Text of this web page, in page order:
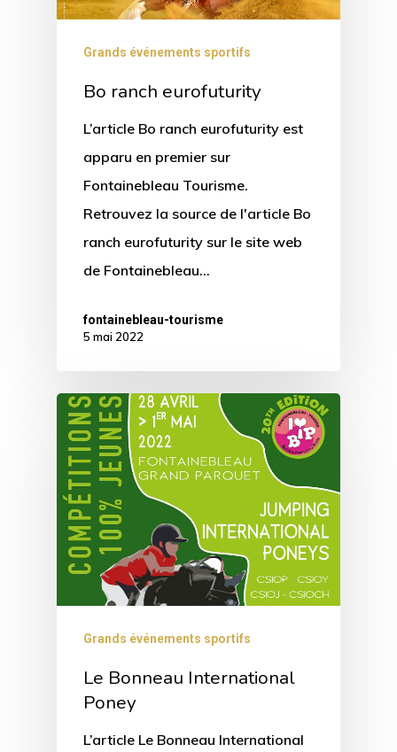
Grands événements sportifs
Bo ranch eurofuturity
L’article Bo ranch eurofuturity est
apparu en premier sur
Fontainebleau Tourisme.
Retrouvez la source de l'article Bo
ranch eurofuturity sur le site web
de Fontainebleau…
fontainebleau-tourisme
5 mai 2022
Grands événements sportifs
Le Bonneau International
Poney
L’article Le Bonneau International